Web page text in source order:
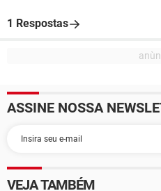
1 Respostas
ASSINE NOSSA
VEJA TAMBÉM